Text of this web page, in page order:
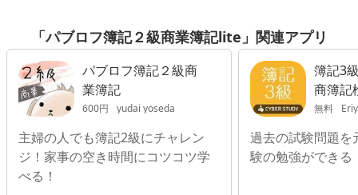
「パブロフ簿記２級商業簿記lite」関連アプリ
パブロフ簿記２級商
業簿記
600円 yudai yoseda
主婦の人でも簿記2級にチャレン
ジ！家事の空き時間にコツコツ学
べる！
簿記3級 日商簿
商簿記
対策問
無料
過去の試験問題を
験の勉強ができる